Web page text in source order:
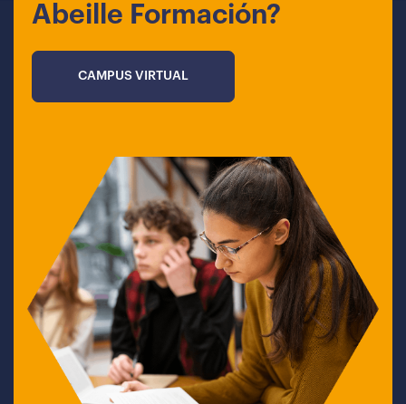
Abeille Formación?
CAMPUS VIRTUAL